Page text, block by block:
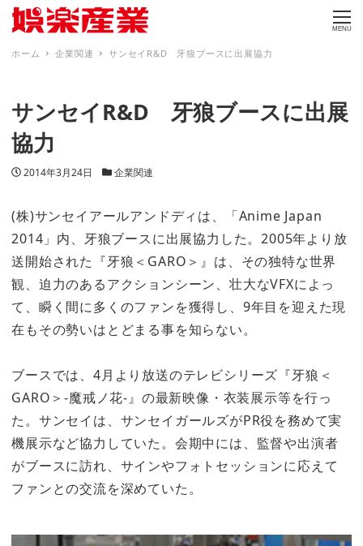
MENU
ホーム 企業関連 サンセイR&D 牙狼ブースに出展協力
サンセイR&D 牙狼ブースに出展
協力
投稿日
2014年3月24日 カテゴリー
企業関連
(株)サンセイアールアンドディは、「Anime Japan
2014」内、牙狼ブースに出展協力した。2005年より放
送開始された『牙狼＜GARO＞』は、その独特な世界
観、迫力のあるアクションシーン、壮大なVFXによっ
て、瞬く間に多くのファンを獲得し、9年目を迎えた現
在もその勢いはとどまる事を知らない。
ブースでは、4月より放送のテレビシリーズ『牙狼＜
GARO＞-魔戒ノ花-』の最新映像・衣装展示等を行っ
た。サンセイは、サンセイガールズがPR役を務めて実
機展示など協力していた。会期中には、監督や出演者
がブースに訪れ、サインやフォトセッションに応えて
ファンとの交流を深めていた。